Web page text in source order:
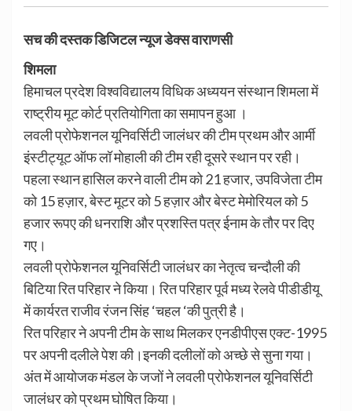
सच की दस्तक डिजिटल न्यूज डेक्स वाराणसी
शिमला
हिमाचल प्रदेश विश्वविद्यालय विधिक अध्ययन संस्थान शिमला में
राष्ट्रीय मूट कोर्ट प्रतियोगिता का समापन हुआ ।
लवली प्रोफेशनल यूनिवर्सिटी जालंधर की टीम प्रथम और आर्मी
इंस्टीट्यूट ऑफ लॉ मोहाली की टीम रही दूसरे स्थान पर रही।
पहला स्थान हासिल करने वाली टीम को 21 हजार, उपविजेता टीम
को 15 हज़ार, बेस्ट मूटर को 5 हज़ार और बेस्ट मेमोरियल को 5
हजार रूपए की धनराशि और प्रशस्ति पत्र ईनाम के तौर पर दिए
गए।
लवली प्रोफेशनल यूनिवर्सिटी जालंधर का नेतृत्व चन्दौली की
बिटिया रित परिहार ने किया। रित परिहार पूर्व मध्य रेलवे पीडीडीयू
में कार्यरत राजीव रंजन सिंह ‘चहल ‘की पुत्री है।
रित परिहार ने अपनी टीम के साथ मिलकर एनडीपीएस एक्ट-1995
पर अपनी दलीले पेश की।इनकी दलीलों को अच्छे से सुना गया।
अंत में आयोजक मंडल के जजों ने लवली प्रोफेशनल यूनिवर्सिटी
जालंधर को प्रथम घोषित किया।